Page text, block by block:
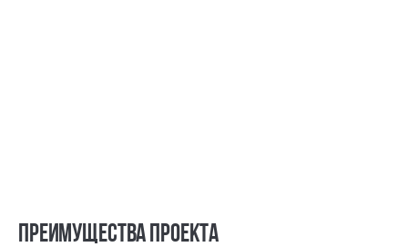
Преимущества проекта